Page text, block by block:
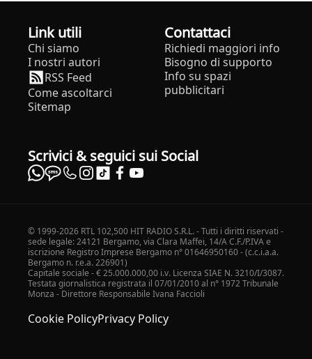
Link utili
Chi siamo
I nostri autori
RSS Feed
Come ascoltarci
Sitemap
Contattaci
Richiedi maggiori info
Bisogno di supporto
Info su spazi
pubblicitari
Scrivici & seguici sui Social
© 1999-2026 RTL 102,500 HIT RADIO S.R.L. - Tutti i diritti riservati -
sede legale: 24121 Bergamo, via Clara Maffei, 14/A C.F./P.IVA e
iscrizione Registro Imprese Bergamo n° 01646950160 - (c.c.i.a.a.
Bergamo n. r.e.a. 226901)
Capitale sociale - € 25.000.000,00 i.v. Licenza SIAE N. 3210/I/3087.
Testata giornalistica registrata il 07/01/2010 al n° 1972 Tribunale
Monza - Direttore Responsabile Ivana Faccioli
Cookie PolicyPrivacy Policy